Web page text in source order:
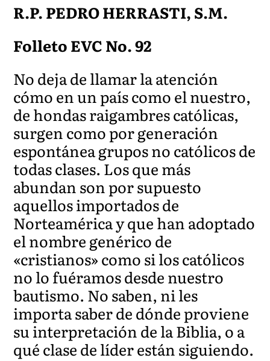
R.P. PEDRO HERRASTI, S.M.
Folleto EVC No. 92
No deja de llamar la atención
cómo en un país como el nuestro,
de hondas raigambres católicas,
surgen como por generación
espontánea grupos no católicos de
todas clases. Los que más
abundan son por supuesto
aquellos importados de
Norteamérica y que han adoptado
el nombre genérico de
«cristianos» como si los católicos
no lo fuéramos desde nuestro
bautismo. No saben, ni les
importa saber de dónde proviene
su interpretación de la Biblia, o a
qué clase de líder están siguiendo.